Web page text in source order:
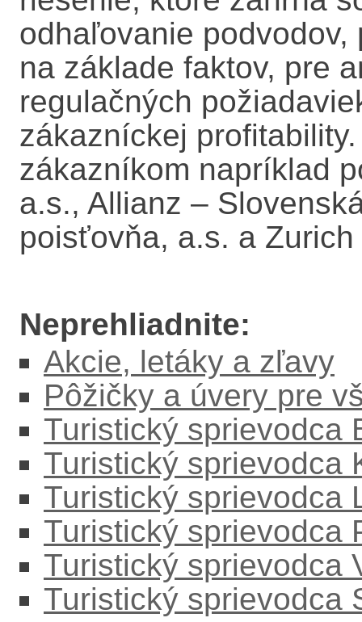
odhaľovanie
na základe faktov, pre
regulačných
zákazníckej
zákazníkom napríklad
a.s., Allianz –
poisťovňa, a.s. a
Neprehliadnite:
Akcie, letáky a zľavy
Pôžičky a úvery pre
Turistický sprievodca
Turistický sprievodca
Turistický sprievodca
Turistický sprievodca
Turistický sprievodca
Turistický sprievodca